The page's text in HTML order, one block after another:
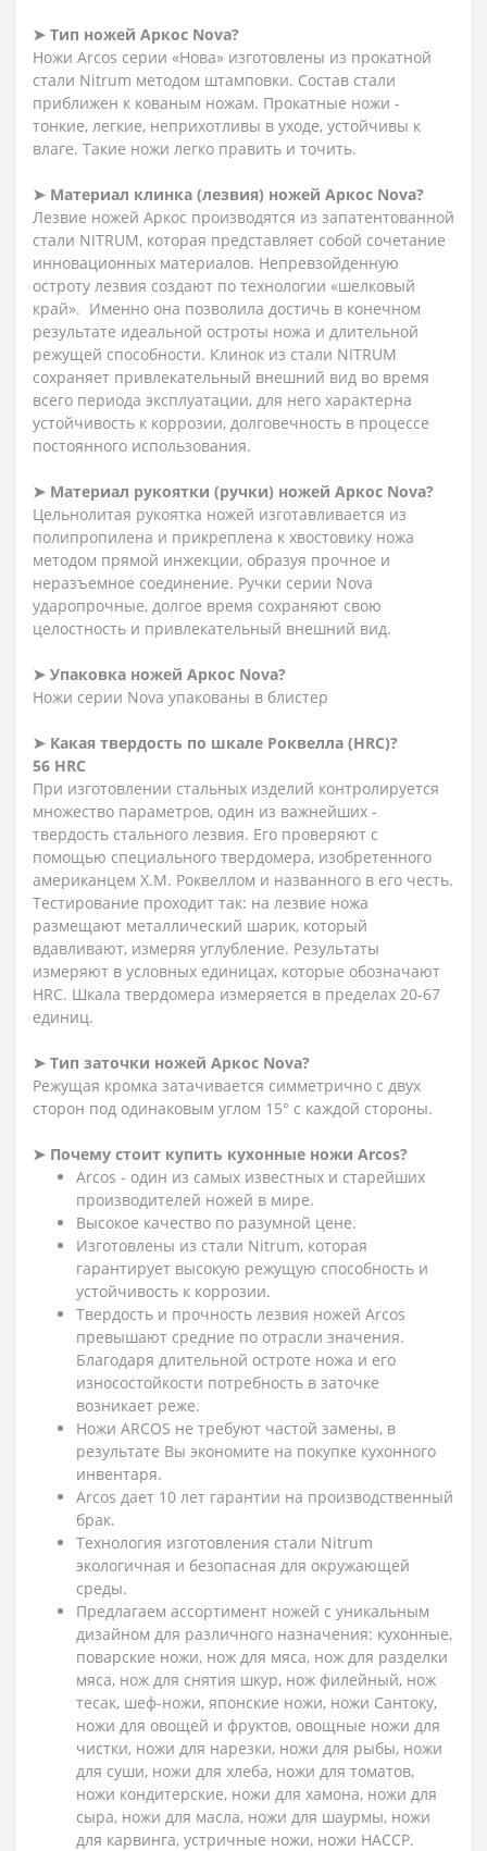
➤ Тип ножей Аркос Nova?
Ножи Arcos серии «Нова» изготовлены из прокатной
стали Nitrum методом штамповки. Состав стали
приближен к кованым ножам. Прокатные ножи -
тонкие, легкие, неприхотливы в уходе, устойчивы к
влаге. Такие ножи легко править и точить.
➤ Материал клинка (лезвия) ножей Аркос Nova?
Лезвие ножей Аркос производятся из запатентованной
стали NITRUM, которая представляет собой сочетание
инновационных материалов. Непревзойденную
остроту лезвия создают по технологии «шелковый
край». Именно она позволила достичь в конечном
результате идеальной остроты ножа и длительной
режущей способности. Клинок из стали NITRUM
сохраняет привлекательный внешний вид во время
всего периода эксплуатации, для него характерна
устойчивость к коррозии, долговечность в процессе
постоянного использования.
➤ Материал рукоятки (ручки) ножей Аркос Nova?
Цельнолитая рукоятка ножей изготавливается из
полипропилена и прикреплена к хвостовику ножа
методом прямой инжекции, образуя прочное и
неразъемное соединение. Ручки серии Nova
ударопрочные, долгое время сохраняют свою
целостность и привлекательный внешний вид.
➤ Упаковка ножей Аркос Nova?
Ножи серии Nova упакованы в блистер
➤ Какая твердость по шкале Роквелла (HRC)?
56 HRC
При изготовлении стальных изделий контролируется
множество параметров, один из важнейших -
твердость стального лезвия. Его проверяют с
помощью специального твердомера, изобретенного
американцем Х.М. Роквеллом и названного в его честь.
Тестирование проходит так: на лезвие ножа
размещают металлический шарик, который
вдавливают, измеряя углубление. Результаты
измеряют в условных единицах, которые обозначают
HRC. Шкала твердомера измеряется в пределах 20-67
единиц.
➤ Тип заточки ножей Аркос Nova?
Режущая кромка затачивается симметрично с двух
сторон под одинаковым углом 15° с каждой стороны.
➤ Почему стоит купить кухонные ножи Arcos?
Arcos - один из самых известных и старейших
производителей ножей в мире.
Высокое качество по разумной цене.
Изготовлены из стали Nitrum, которая
гарантирует высокую режущую способность и
устойчивость к коррозии.
Твердость и прочность лезвия ножей Arcos
превышают средние по отрасли значения.
Благодаря длительной остроте ножа и его
износостойкости потребность в заточке
возникает реже.
Ножи ARCOS не требуют частой замены, в
результате Вы экономите на покупке кухонного
инвентаря.
Arcos дает 10 лет гарантии на производственный
брак.
Технология изготовления стали Nitrum
экологичная и безопасная для окружающей
среды.
Предлагаем ассортимент ножей с уникальным
дизайном для различного назначения: кухонные,
поварские ножи, нож для мяса, нож для разделки
мяса, нож для снятия шкур, нож филейный, нож
тесак, шеф-ножи, японские ножи, ножи Сантоку,
ножи для овощей и фруктов, овощные ножи для
чистки, ножи для нарезки, ножи для рыбы, ножи
для суши, ножи для хлеба, ножи для томатов,
ножи кондитерские, ножи для хамона, ножи для
сыра, ножи для масла, ножи для шаурмы, ножи
для карвинга, устричные ножи, ножи HACCP.